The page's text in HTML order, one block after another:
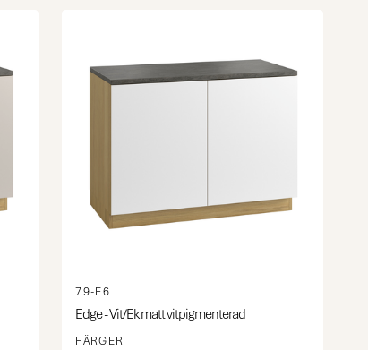
79-E6
Edge - Vit/Ek matt vitpigmenterad
FÄRGER